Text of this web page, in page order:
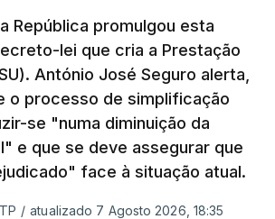
República promulgou esta
lei que cria a Prestação
António José Seguro alerta,
o processo de simplificação
se "numa diminuição da
e que se deve assegurar que
face à situação atual.
/ atualizado 7 Agosto 2026, 18:35